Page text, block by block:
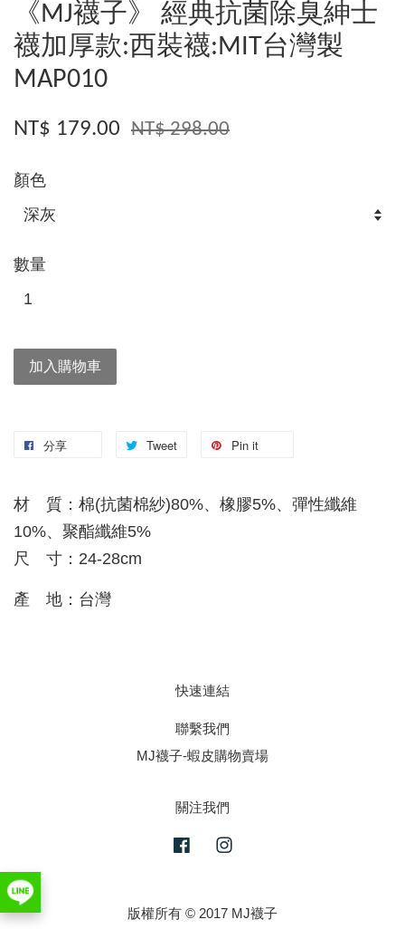
《MJ襪子》 經典抗菌除臭紳士
襪加厚款:西裝襪:MIT台灣製
MAP010
NT$ 179.00 NT$ 298.00
顏色
數量
加入購物車
分享 Tweet Pin it
材 質：棉(抗菌棉紗)80%、橡膠5%、彈性纖維
10%、聚酯纖維5%
尺 寸：24-28cm
產 地：台灣
快速連結
聯繫我們
MJ襪子-蝦皮購物賣場
關注我們
Facebook
版權所有 © 2017 MJ襪子